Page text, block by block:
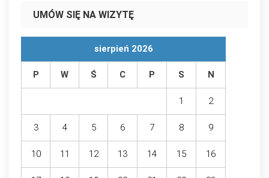
UMÓW SIĘ NA WIZYTĘ
sierpień 2026
P W Ś C P S N
1 2
3 4 5 6 7 8 9
10 11 12 13 14 15 16